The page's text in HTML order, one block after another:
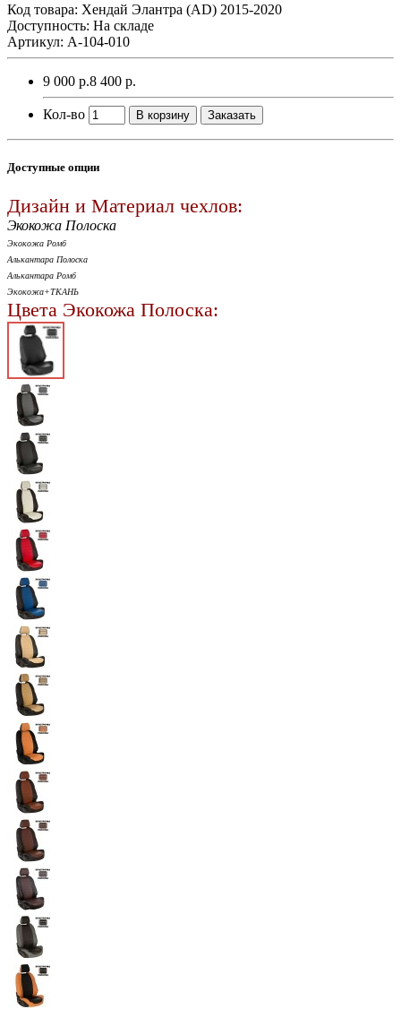
Код товара: Хендай Элантра (AD) 2015-2020
Доступность: На складе
Артикул: A-104-010
9 000 р.8 400 р.
Кол-во В корзину Заказать
Доступные опции
Дизайн и Материал чехлов:
Экокожа Полоска
Экокожа Ромб
Алькантара Полоска
Алькантара Ромб
Экокожа+ТКАНЬ
Цвета Экокожа Полоска: